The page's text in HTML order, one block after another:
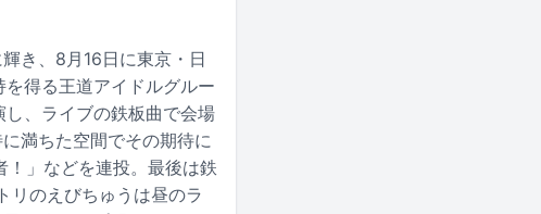
き、8月16日に東京・日
得る王道アイドルグルー
、ライブの鉄板曲で会場
満ちた空間でその期待に
」などを連投。最後は鉄
リのえびちゅうは昼のラ